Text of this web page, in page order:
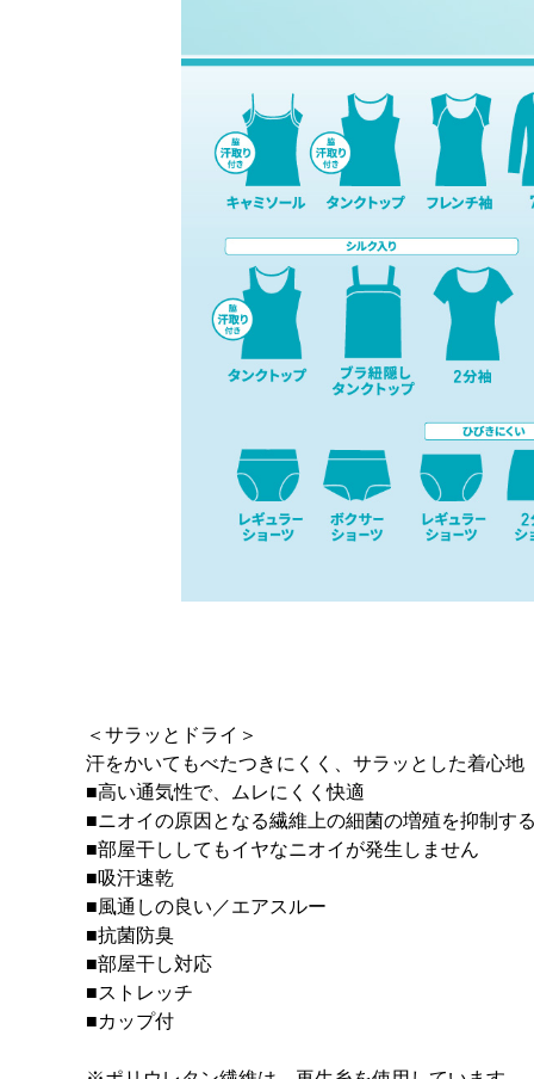
＜サラッとドライ＞
汗をかいてもべたつきにくく、サラッとした着心地
■高い通気性で、ムレにくく快適
■ニオイの原因となる繊維上の細菌の増殖を抑制す
■部屋干ししてもイヤなニオイが発生しません
■吸汗速乾
■風通しの良い／エアスルー
■抗菌防臭
■部屋干し対応
■ストレッチ
■カップ付